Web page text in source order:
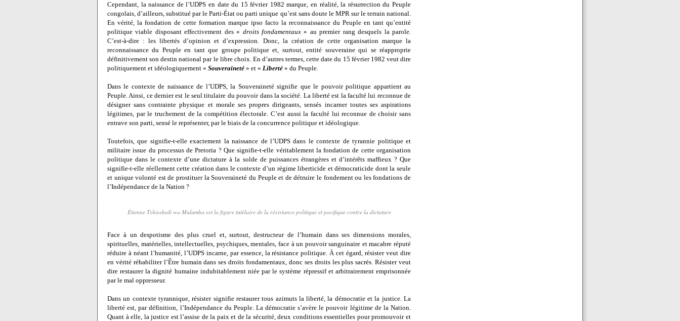
Cependant, la naissance de l’UDPS en date du 15 février 1982 marque, en réalité, la résurrection du Peuple
congolais, d’ailleurs, substitué par le Parti-État ou parti unique qu’est sans doute le MPR sur le terrain national.
En vérité, la fondation de cette formation marque ipso facto la reconnaissance du Peuple en tant qu’entité
politique viable disposant effectivement des « droits fondamentaux » au premier rang desquels la parole.
C’est-à-dire : les libertés d’opinion et d’expression. Donc, la création de cette organisation marque la
reconnaissance du Peuple en tant que groupe politique et, surtout, entité souveraine qui se réapproprie
définitivement son destin national par le libre choix. En d’autres termes, cette date du 15 février 1982 veut dire
politiquement et idéologiquement « Souveraineté » et « Liberté » du Peuple.
Dans le contexte de naissance de l’UDPS,la Souverainetésignifie que le pouvoir politique appartient au
Peuple. Ainsi, ce dernier est le seul titulaire du pouvoir dans la société. La liberté est la faculté lui reconnue de
désigner sans contrainte physique et morale ses propres dirigeants, sensés incarner toutes ses aspirations
légitimes, par le truchement de la compétition électorale. C’est aussi la faculté lui reconnue de choisir sans
entrave son parti, sensé le représenter, par le biais de la concurrence politique et idéologique.
Toutefois, que signifie-t-elle exactement la naissance de l’UDPS dans le contexte de tyrannie politique et
militaire issue du processus de Pretoria ? Que signifie-t-elle véritablement la fondation de cette organisation
politique dans le contexte d’une dictature à la solde de puissances étrangères et d’intérêts maffieux ? Que
signifie-t-elle réellement cette création dans le contexte d’un régime liberticide et démocraticide dont la seule
et unique volonté est de prostituer la Souveraineté du Peuple et de détruire le fondement ou les fondations de
l’Indépendance de la Nation ?
Étienne Tshisekedi wa Mulumba est la figure tutélaire de la résistance politique et pacifique contre la dictature
Face à un despotisme des plus cruel et, surtout, destructeur de l’humain dans ses dimensions morales,
spirituelles, matérielles, intellectuelles, psychiques, mentales, face à un pouvoir sanguinaire et macabre réputé
réduire à néant l’humanité, l’UDPS incarne, par essence, la résistance politique. À cet égard, résister veut dire
en vérité réhabiliter l’Être humain dans ses droits fondamentaux, donc ses droits les plus sacrés. Résister veut
dire restaurer la dignité humaine indubitablement niée par le système répressif et arbitrairement emprisonnée
par le mal oppresseur.
Dans un contexte tyrannique, résister signifie restaurer tous azimuts la liberté, la démocratie et la justice. La
liberté est, par définition, l’Indépendance du Peuple. La démocratie s’avère le pouvoir légitime de la Nation.
Quant à elle, la justice est l’assise de la paix et de la sécurité, deux conditions essentielles pour promouvoir et